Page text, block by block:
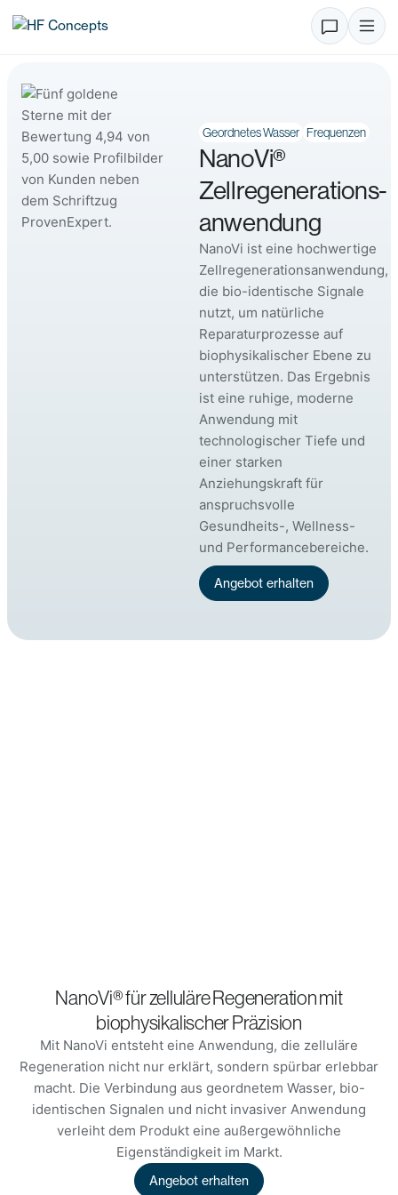
Geordnetes Wasser Frequenzen
NanoVi®
Zellregenerations­
anwendung
NanoVi ist eine hochwertige
Zellregenerationsanwendung,
die bio-identische Signale
nutzt, um natürliche
Reparaturprozesse auf
biophysikalischer Ebene zu
unterstützen. Das Ergebnis
ist eine ruhige, moderne
Anwendung mit
technologischer Tiefe und
einer starken
Anziehungskraft für
anspruchsvolle
Gesundheits-, Wellness-
und Performancebereiche.
Angebot erhalten
NanoVi® für zelluläre Regeneration mit
biophysikalischer Präzision
Mit NanoVi entsteht eine Anwendung, die zelluläre
Regeneration nicht nur erklärt, sondern spürbar erlebbar
macht. Die Verbindung aus geordnetem Wasser, bio-
identischen Signalen und nicht invasiver Anwendung
verleiht dem Produkt eine außergewöhnliche
Eigenständigkeit im Markt.
Angebot erhalten